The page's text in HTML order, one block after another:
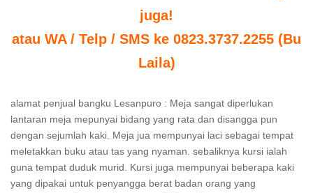
juga!
atau WA / Telp / SMS ke 0823.3737.2255 (Bu
Laila)
alamat penjual bangku Lesanpuro : Meja sangat diperlukan
lantaran meja mepunyai bidang yang rata dan disangga pun
dengan sejumlah kaki. Meja jua mempunyai laci sebagai tempat
meletakkan buku atau tas yang nyaman. sebaliknya kursi ialah
guna tempat duduk murid. Kursi juga mempunyai beberapa kaki
yang dipakai untuk penyangga berat badan orang yang